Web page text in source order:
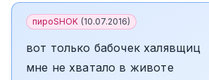
пироSHOK (10.07.2016)
вот только бабочек халявщиц
мне не хватало в животе